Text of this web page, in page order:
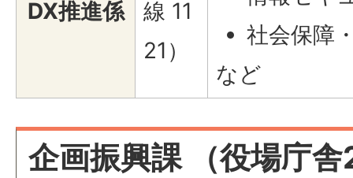
DX推進係
線 11
21）
社会保障
など
企画振興課 （役場庁